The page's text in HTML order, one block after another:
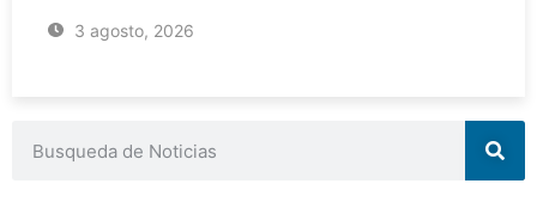
3 agosto, 2026